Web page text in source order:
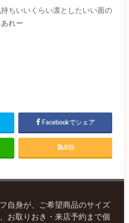
ちいいくらい凛としたいい面の
れー
Facebookでシェア
RSS
自身が、ご希望商品のサイズ
お取りおき・来店予約まで個